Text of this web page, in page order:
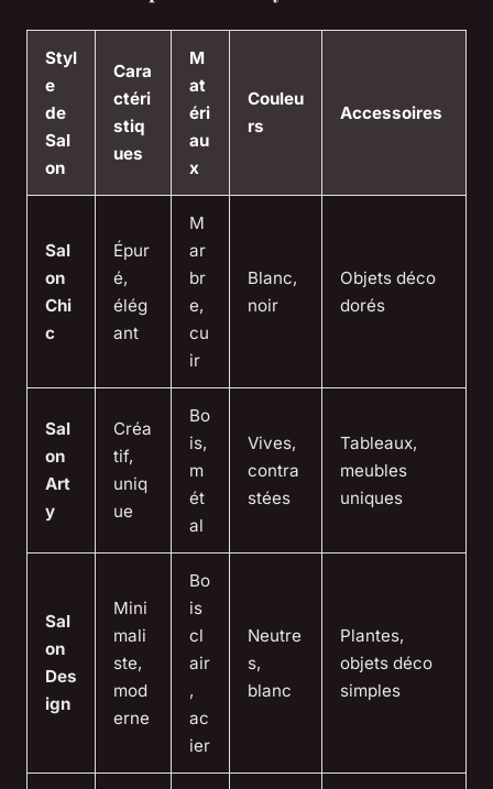
Styl
e
de
Sal
on
Cara
ctéri
stiq
ues
M
at
éri
au
x
Couleu
rs
Accessoires
Sal
on
Chi
c
Épur
é,
élég
ant
M
ar
br
e,
cu
ir
Blanc,
noir
Objets déco
dorés
Sal
on
Art
y
Créa
tif,
uniq
ue
Bo
is,
m
ét
al
Vives,
contra
stées
Tableaux,
meubles
uniques
Sal
on
Des
ign
Mini
mali
ste,
mod
erne
Bo
is
cl
air
,
ac
ier
Neutre
s,
blanc
Plantes,
objets déco
simples